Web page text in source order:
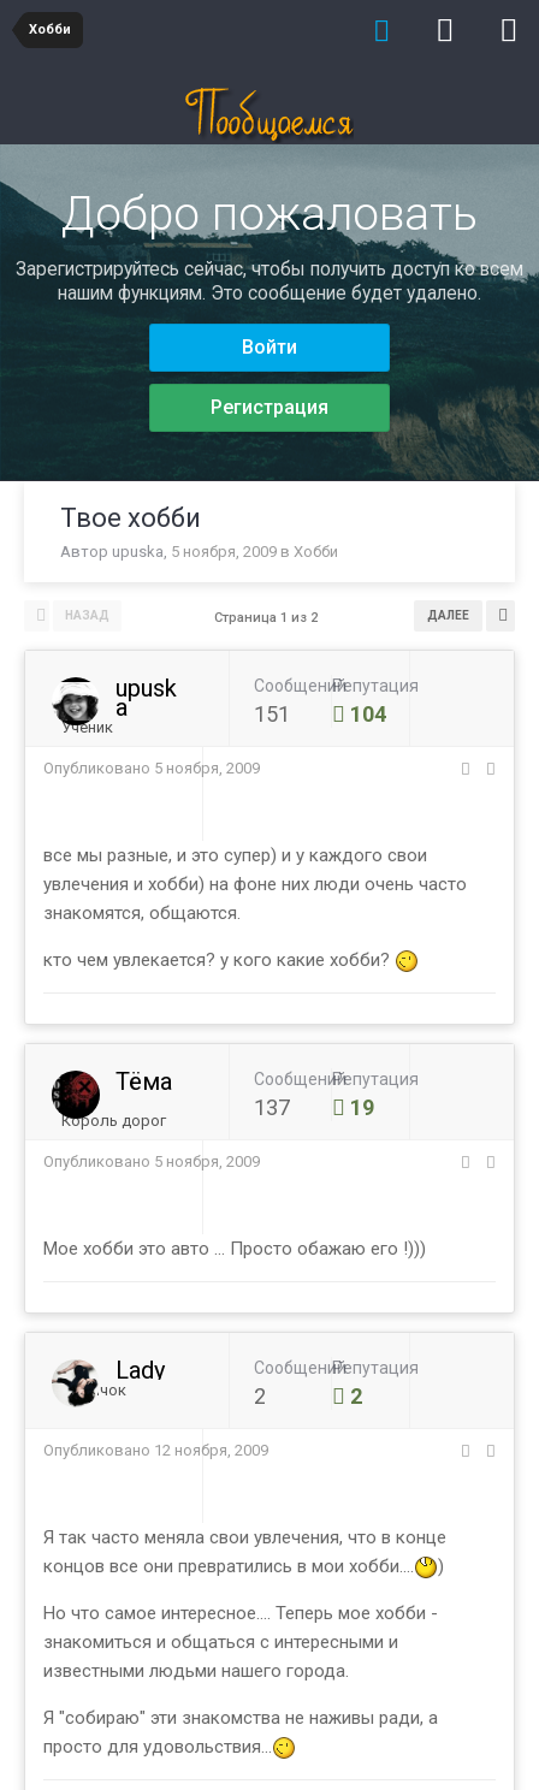
Хобби
Добро пожаловать
Зарегистрируйтесь сейчас, чтобы получить доступ ко всем
нашим функциям. Это сообщение будет удалено.
Войти
Регистрация
Твое хобби
Автор upuska, 5 ноября, 2009 в Хобби
НАЗАД ДАЛЕЕ
Страница 1 из 2
upusk
a
Ученик
Сообщений
151
Репутация
104
Опубликовано 5 ноября, 2009
все мы разные, и это супер) и у каждого свои
увлечения и хобби) на фоне них люди очень часто
знакомятся, общаются.
кто чем увлекается? у кого какие хобби?
Тёма
Король дорог
Сообщений
137
Репутация
19
Опубликовано 5 ноября, 2009
Мое хобби это авто ... Просто обажаю его !)))
Lady
Новичок
Сообщений
2
Репутация
2
Опубликовано 12 ноября, 2009
Я так часто меняла свои увлечения, что в конце
концов все они превратились в мои хобби....
)
Но что самое интересное.... Теперь мое хобби -
знакомиться и общаться с интересными и
известными людьми нашего города.
Я "собираю" эти знакомства не наживы ради, а
просто для удовольствия...